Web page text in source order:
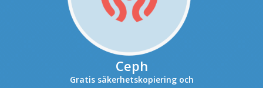
Ceph
Gratis säkerhetskopiering och